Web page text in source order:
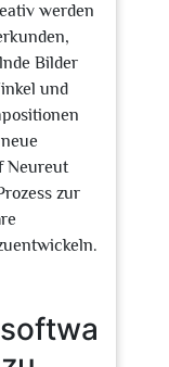
werden
Bilder
und
Neureut
zur